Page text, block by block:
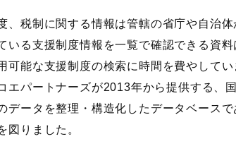
、税制に関する情報は管轄の省庁や自治
いる支援制度情報を一覧で確認できる資
可能な支援制度の検索に時間を費やしてい
エパートナーズが2013年から提供する、
データを整理・構造化したデータベース
図りました。